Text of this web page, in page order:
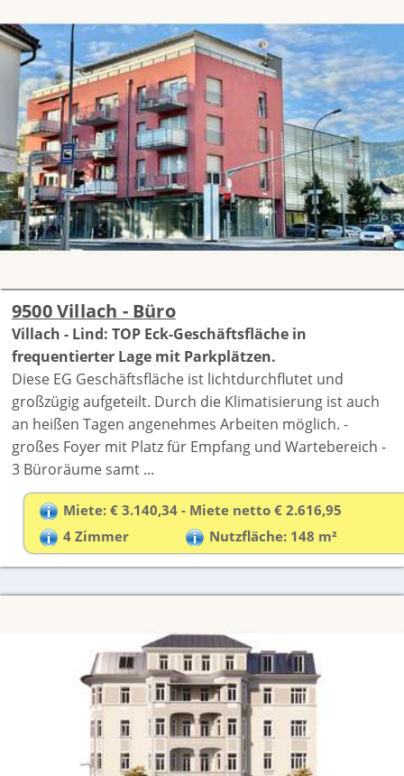
9500 Villach - Büro
Villach - Lind: TOP Eck-Geschäftsfläche in
frequentierter Lage mit Parkplätzen.
Diese EG Geschäftsfläche ist lichtdurchflutet und
großzügig aufgeteilt. Durch die Klimatisierung ist auch
an heißen Tagen angenehmes Arbeiten möglich. -
großes Foyer mit Platz für Empfang und Wartebereich -
3 Büroräume samt ...
Miete: € 3.140,34 - Miete netto € 2.616,95
4 Zimmer
Nutzfläche: 148 m²